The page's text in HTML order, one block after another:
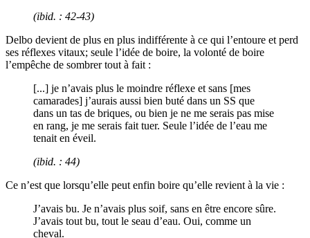
(ibid. : 42-43)
Delbo devient de plus en plus indifférente à ce qui l’entoure et perd
ses réflexes vitaux; seule l’idée de boire, la volonté de boire
l’empêche de sombrer tout à fait :
[...] je n’avais plus le moindre réflexe et sans [mes
camarades] j’aurais aussi bien buté dans un SS que
dans un tas de briques, ou bien je ne me serais pas mise
en rang, je me serais fait tuer. Seule l’idée de l’eau me
tenait en éveil.
(ibid. : 44)
Ce n’est que lorsqu’elle peut enfin boire qu’elle revient à la vie :
J’avais bu. Je n’avais plus soif, sans en être encore sûre.
J’avais tout bu, tout le seau d’eau. Oui, comme un
cheval.